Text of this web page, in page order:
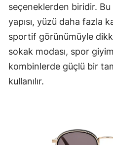
seçeneklerden biridir.
yapısı, yüzü daha fazla
sportif görünümüyle
sokak modası, spor
kombinlerde güçlü bir
kullanılır.